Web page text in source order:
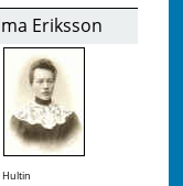
Eriksson
Hultin